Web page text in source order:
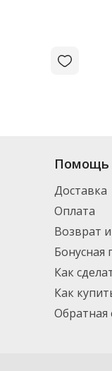
Помощь
Доставка
Оплата
Возврат
Бонусная
Как
Как
Обратная